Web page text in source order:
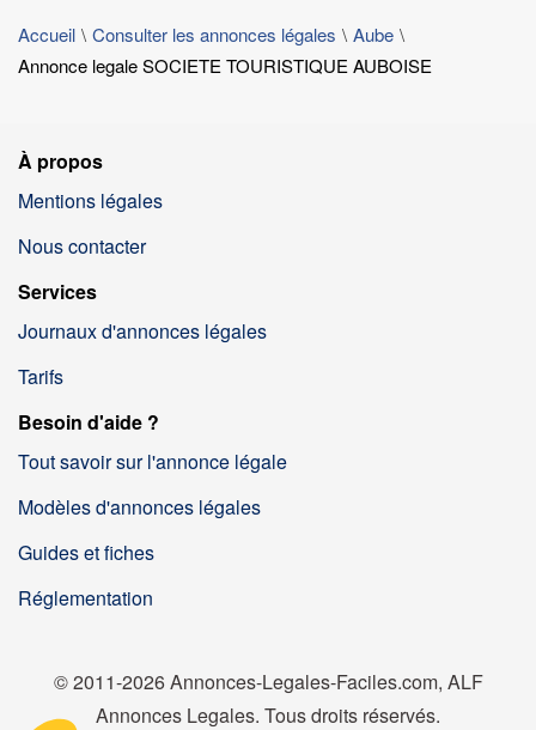
Accueil Consulter les annonces légales
Aube
Annonce legale SOCIETE TOURISTIQUE AUBOISE
À propos
Mentions légales
Nous contacter
Services
Journaux d'annonces légales
Tarifs
Besoin d'aide ?
Tout savoir sur l'annonce légale
Modèles d'annonces légales
Guides et fiches
Réglementation
© 2011-2026 Annonces-Legales-Faciles.com, ALF
Annonces Legales. Tous droits réservés.